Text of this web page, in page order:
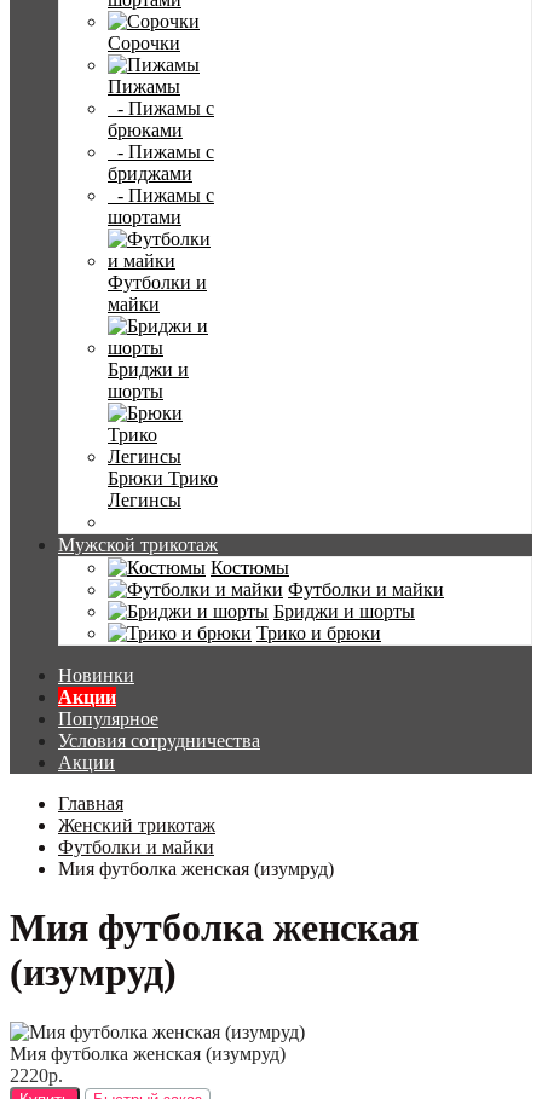
Сорочки
Пижамы
- Пижамы с
брюками
- Пижамы с
бриджами
- Пижамы с
шортами
Футболки и
майки
Бриджи и
шорты
Брюки Трико
Легинсы
Мужской трикотаж
Костюмы
Футболки и майки
Бриджи и шорты
Трико и брюки
Новинки
Акции
Популярное
Условия сотрудничества
Акции
Главная
Женский трикотаж
Футболки и майки
Мия футболка женская (изумруд)
Мия футболка женская
(изумруд)
Мия футболка женская (изумруд)
2220р.